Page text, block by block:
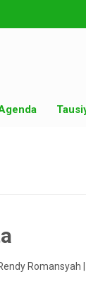
Romansyah |